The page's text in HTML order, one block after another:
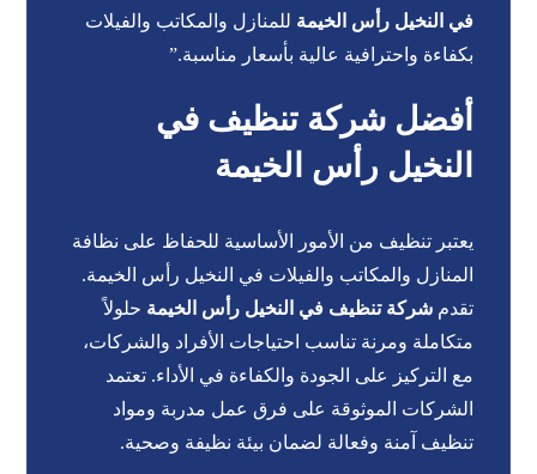
في النخيل رأس الخيمة للمنازل والمكاتب والفيلات
بكفاءة واحترافية عالية بأسعار مناسبة.”
أفضل شركة تنظيف في
النخيل رأس الخيمة
يعتبر تنظيف من الأمور الأساسية للحفاظ على نظافة
المنازل والمكاتب والفيلات في النخيل رأس الخيمة.
تقدمشركة تنظيف في النخيل رأس الخيمة حلولاً
متكاملة ومرنة تناسب احتياجات الأفراد والشركات،
مع التركيز على الجودة والكفاءة في الأداء. تعتمد
الشركات الموثوقة على فرق عمل مدربة ومواد
تنظيف آمنة وفعالة لضمان بيئة نظيفة وصحية.